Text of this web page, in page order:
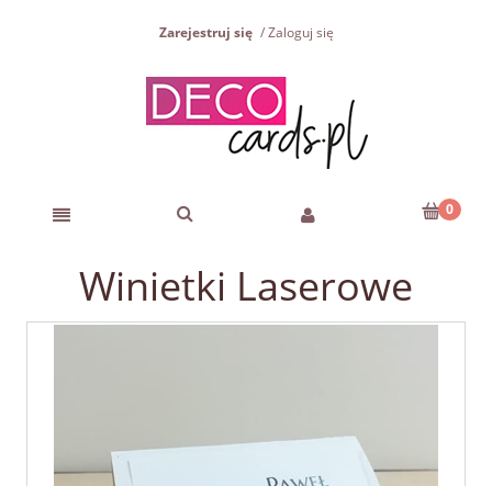
Zarejestruj się Zaloguj się
Winietki Laserowe